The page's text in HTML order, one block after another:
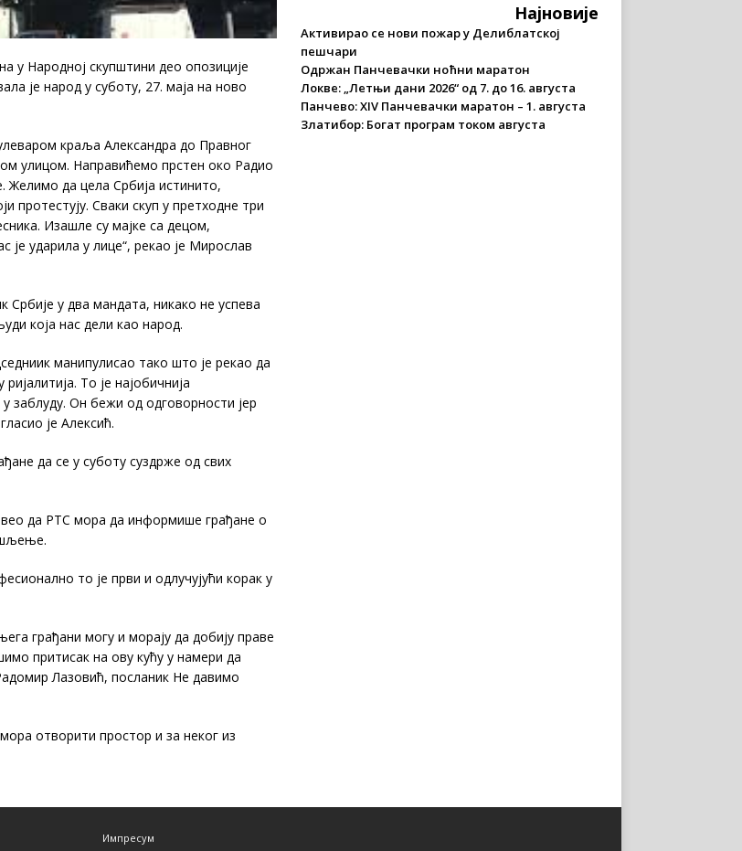
у Народној скупштини део опозиције
је народ у суботу, 27. маја на ново
краља Александра до Правног
улицом. Направићемо прстен око Радио
Желимо да цела Србија истинито,
протестују. Сваки скуп у претходне три
Изашле су мајке са децом,
је ударила у лице“, рекао је Мирослав
Србије у два мандата, никако не успева
која нас дели као народ.
манипулисао тако што је рекао да
То је најобичнија
заблуду. Он бежи од одговорности јер
је Алексић.
да се у суботу суздрже од свих
да РТС мора да информише грађане о
то је први и одлучујући корак у
грађани могу и морају да добију праве
притисак на ову кућу у намери да
Лазовић, посланик Не давимо
отворити простор и за неког из
Најновије
Активирао се нови пожар у Делиблатској
пешчари
Одржан Панчевачки ноћни маратон
Локве: „Летњи дани 2026“ од 7. до 16. августа
Панчево: XIV Панчевачки маратон – 1. августа
Златибор: Богат програм током августа
Импресум